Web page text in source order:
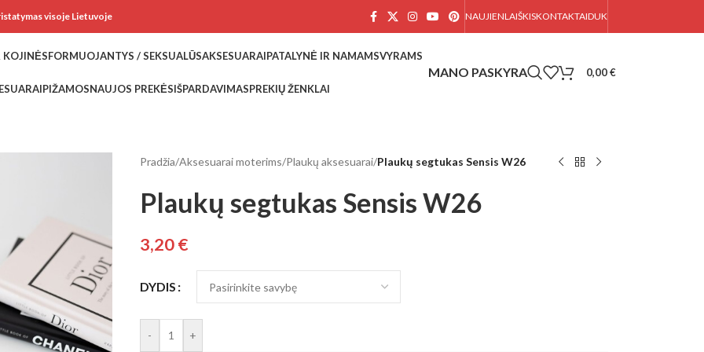
visoje Lietuvoje NAUJIENLAIŠKISKONTAKTAIDUK
KOJINĖSFORMUOJANTYS / SEKSUALŪSAKSESUARAIPATALYNĖ IR NAMAMSVYRAMS
PIŽAMOSNAUJOS PREKĖSIŠPARDAVIMASPREKIŲ ŽENKLAI
0,00€
Pradžia/Aksesuarai moterims/Plaukų aksesuarai/Plaukų segtukas Sensis W26
Plaukų segtukas Sensis W26
3,20€
DYDIS
- +